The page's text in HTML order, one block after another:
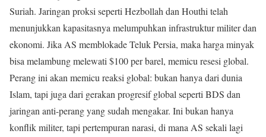
Suriah. Jaringan proksi seperti Hezbollah dan Houthi telah
menunjukkan kapasitasnya melumpuhkan infrastruktur militer dan
ekonomi. Jika AS memblokade Teluk Persia, maka harga minyak
bisa melambung melewati $100 per barel, memicu resesi global.
Perang ini akan memicu reaksi global: bukan hanya dari dunia
Islam, tapi juga dari gerakan progresif global seperti BDS dan
jaringan anti-perang yang sudah mengakar. Ini bukan hanya
konflik militer, tapi pertempuran narasi, di mana AS sekali lagi